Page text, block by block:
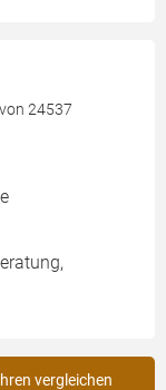
24537
vergleichen